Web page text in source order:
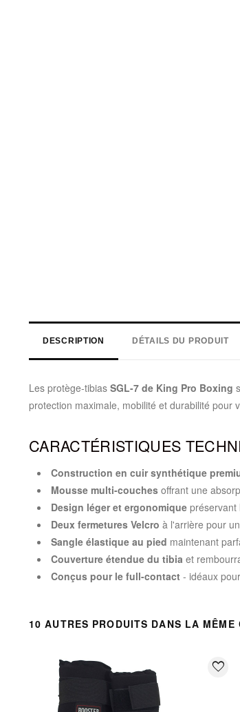
DESCRIPTION DÉTAILS DU PRODUIT
Les protège-tibias SGL-7 de King Pro Boxing
protection maximale, mobilité et durabilité pour
CARACTÉRISTIQUES
Construction en cuir synthétique
Mousse multi-couches offrant une
Design léger et ergonomique préservant
Deux fermetures Velcro à l'arrière pour
Sangle élastique au pied maintenant
Couverture étendue du tibia et
Conçus pour le full-contact - idéaux
10 AUTRES PRODUITS DANS LA MÊME
favorite_border